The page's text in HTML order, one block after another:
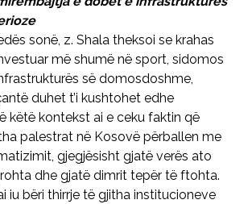
sonë, z. Shala theksoi se krahas
më shumë në sport, sidomos
së domosdoshme,
duhet t’i kushtohet edhe
këtë kontekst ai e ceku faktin që
palestrat në Kosovë përballen me
gjegjësisht gjatë verës ato
dhe gjatë dimrit tepër të ftohta.
iu bëri thirrje të gjitha institucioneve